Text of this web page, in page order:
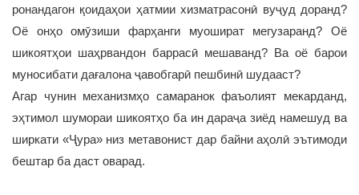
ронандагон қоидаҳои ҳатмии хизматрасонӣ вуҷуд доранд?
Оё онҳо омӯзиши фарҳанги муошират мегузаранд? Оё
шикоятҳои шаҳрвандон баррасӣ мешаванд? Ва оё барои
муносибати дағалона ҷавобгарӣ пешбинӣ шудааст?
Агар чунин механизмҳо самаранок фаъолият мекарданд,
эҳтимол шумораи шикоятҳо ба ин дараҷа зиёд намешуд ва
ширкати «Ҷура» низ метавонист дар байни аҳолӣ эътимоди
бештар ба даст оварад.